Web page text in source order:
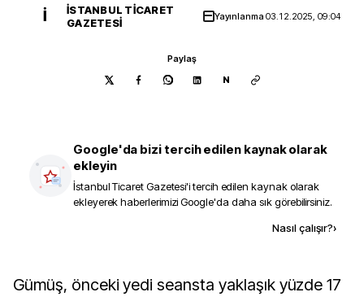
İ
İSTANBUL TICARET
GAZETESI
Yayınlanma03.12.2025, 09:04
Paylaş
N
Google'da bizi tercih edilen kaynak olarak
ekleyin
İstanbul Ticaret Gazetesi'i tercih edilen kaynak olarak
ekleyerek haberlerimizi Google'da daha sık görebilirsiniz.
Nasıl çalışır?›
Gümüş, önceki yedi seansta yaklaşık yüzde 17